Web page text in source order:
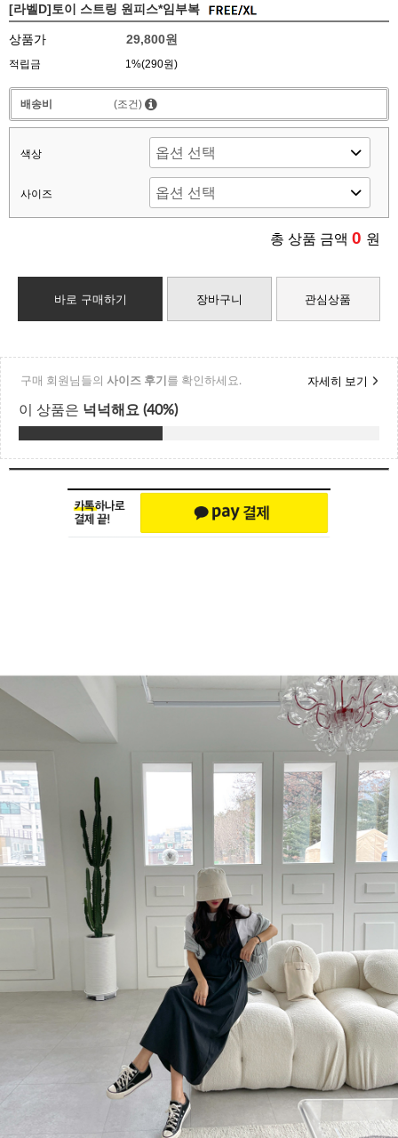
[라벨D]토이 스트링 원피스*임부복
상품가 29,800원
적립금 1%(290원)
배송비 (조건)
색상
사이즈
총 상품 금액 0 원
바로 구매하기 장바구니 관심상품